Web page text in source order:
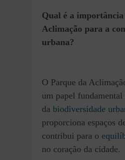
Qual é a
Aclimação para a
urbana?
O Parque da
um papel fundamental
da biodiversidade
proporciona espaços
contribui para o
no coração da cidade.